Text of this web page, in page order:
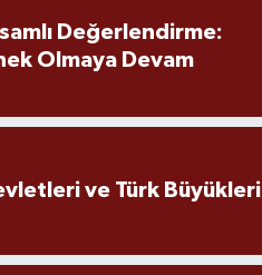
Değerlendirme:
Olmaya Devam
ve Türk Büyükleri